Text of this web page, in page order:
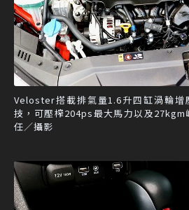
Veloster搭載排氣量1.6升四缸渦輪增
技，可壓榨204ps最大馬力以及27kgm
任／攝影